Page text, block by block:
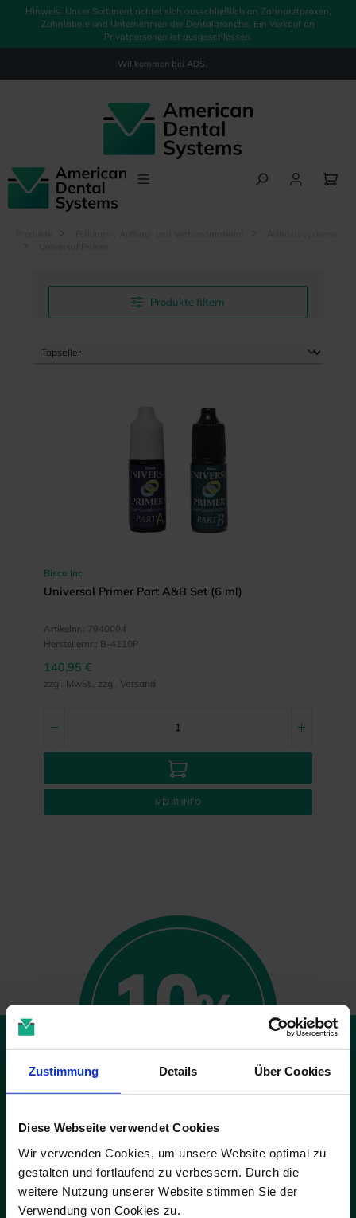
Zustimmung Details Über Cookies
Diese Webseite verwendet Cookies
Wir verwenden Cookies, um unsere Website optimal zu
gestalten und fortlaufend zu verbessern. Durch die
weitere Nutzung unserer Website stimmen Sie der
Verwendung von Cookies zu.
springen
Hinweis: Unser Sortiment richtet sich ausschließlich an Zahnarztpraxen,
Zahnlabore und Unternehmen der Dentalbranche. Ein Verkauf an
Privatpersonen ist ausgeschlossen.
Willkommen bei ADS.
Produkte filtern
Bisco Inc
Universal Primer Part A&B Set (6 ml)
Artikelnr.: 7940004
Herstellernr.: B-4110P
140,95 €
zzgl. MwSt., zzgl. Versand
MEHR INFO
10%
GUTSCHEIN
ADS-Newsmail
Melden Sie sich jetzt für unsere kostenfreie ADS-Newsmail an und
sichern Sie sich einmalig10 % Rabattauf Ihren Online-Einkauf.